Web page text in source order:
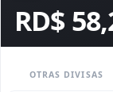
RD$
OTRAS DIVISAS